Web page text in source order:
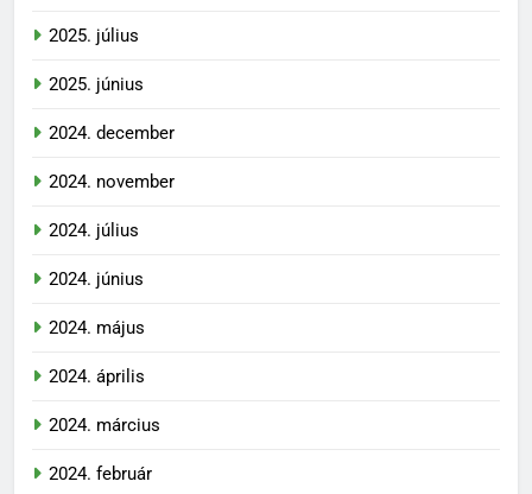
2025. július
2025. június
2024. december
2024. november
2024. július
2024. június
2024. május
2024. április
2024. március
2024. február